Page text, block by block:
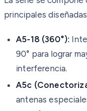
principales
A5-18 (360°):
90° para lograr
interferencia.
A5c
antenas